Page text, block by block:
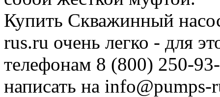
Купить Скважинный
rus.ru очень легко - для
телефонам 8 (800) 250-
написать на info@pumps-